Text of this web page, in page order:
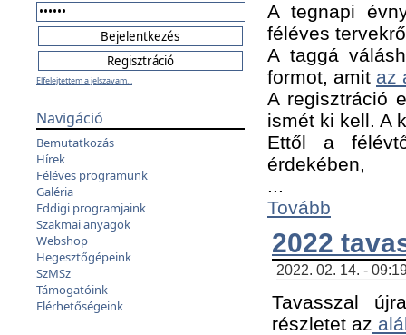
Elfelejtettem a jelszavam...
Navigáció
Bemutatkozás
Hírek
Féléves programunk
Galéria
Eddigi programjaink
Szakmai anyagok
Webshop
Hegesztőgépeink
SzMSz
Támogatóink
Elérhetőségeink
A tegnapi
féléves
A taggá
formot, amit az
A regisztráció
ismét ki kell. A
Ettől a
érdekében,
...
Tovább
2022
2022. 02. 14. -
Tavasszal
részletet az